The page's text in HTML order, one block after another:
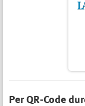
Per QR-Code